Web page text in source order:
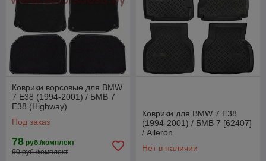
Коврики ворсовые для BMW
7 E38 (1994-2001) / БМВ 7
Е38 (Highway)
Под заказ
78 руб./комплект
90 руб./комплект
Коврики для BMW 7 E38
(1994-2001) / БМВ 7 [62407]
/ Aileron
Нет в наличии